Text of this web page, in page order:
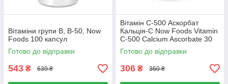
Вітаміни групи B, B-50, Now
Foods 100 капсул
Готово до відправки
543 ₴ 639 ₴
Вітамін С-500 Аскорбат
Кальція-С Now Foods Vitamin
C-500 Calcium Ascorbate 30
капсул
Готово до відправки
306 ₴ 360 ₴